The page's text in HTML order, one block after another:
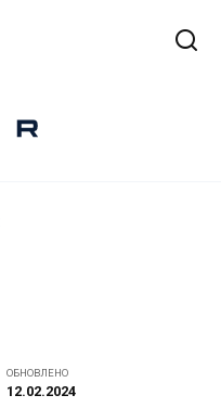
ОБНОВЛЕНО
12.02.2024